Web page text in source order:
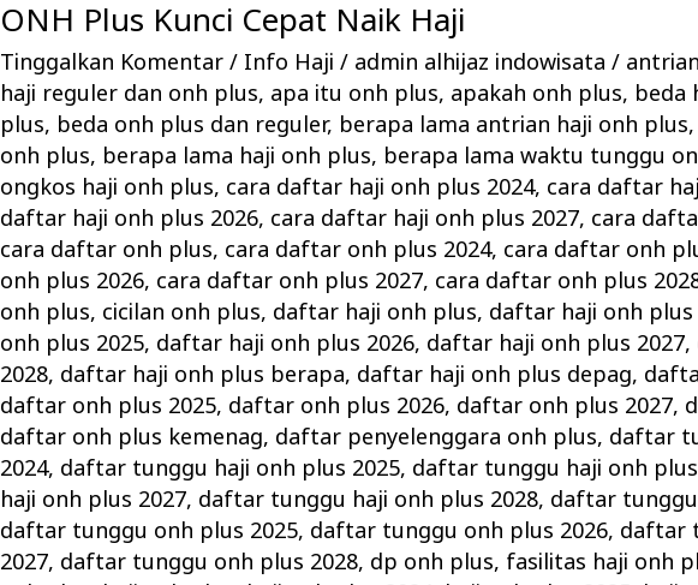
ONH Plus Kunci Cepat Naik Haji
Tinggalkan Komentar / Info Haji / admin alhijaz indowisata/
haji reguler dan onh plus, apa itu onh plus, apakah onh plus, beda
plus, beda onh plus dan reguler, berapa lama antrian haji onh plus,
onh plus, berapa lama haji onh plus, berapa lama waktu tunggu
ongkos haji onh plus, cara daftar haji onh plus 2024, cara daftar
daftar haji onh plus 2026, cara daftar haji onh plus 2027, cara
cara daftar onh plus, cara daftar onh plus 2024, cara daftar onh
onh plus 2026, cara daftar onh plus 2027, cara daftar onh plus
onh plus, cicilan onh plus, daftar haji onh plus, daftar haji onh plus
onh plus 2025, daftar haji onh plus 2026, daftar haji onh plus 2027,
2028, daftar haji onh plus berapa, daftar haji onh plus depag,
daftar onh plus 2025, daftar onh plus 2026, daftar onh plus 2027,
daftar onh plus kemenag, daftar penyelenggara onh plus, daftar
2024, daftar tunggu haji onh plus 2025, daftar tunggu haji onh
haji onh plus 2027, daftar tunggu haji onh plus 2028, daftar
daftar tunggu onh plus 2025, daftar tunggu onh plus 2026, daftar
2027, daftar tunggu onh plus 2028, dp onh plus, fasilitas haji onh
ONH
Plus
Kunci
Cepat
Naik
Haji